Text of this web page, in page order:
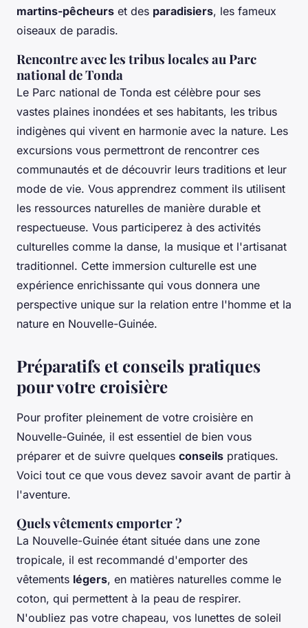
martins-pêcheurs et des paradisiers, les fameux
oiseaux de paradis.
Rencontre avec les tribus locales au Parc
national de Tonda
Le Parc national de Tonda est célèbre pour ses
vastes plaines inondées et ses habitants, les tribus
indigènes qui vivent en harmonie avec la nature. Les
excursions vous permettront de rencontrer ces
communautés et de découvrir leurs traditions et leur
mode de vie. Vous apprendrez comment ils utilisent
les ressources naturelles de manière durable et
respectueuse. Vous participerez à des activités
culturelles comme la danse, la musique et l'artisanat
traditionnel. Cette immersion culturelle est une
expérience enrichissante qui vous donnera une
perspective unique sur la relation entre l'homme et la
nature en Nouvelle-Guinée.
Préparatifs et conseils pratiques
pour votre croisière
Pour profiter pleinement de votre croisière en
Nouvelle-Guinée, il est essentiel de bien vous
préparer et de suivre quelques conseils pratiques.
Voici tout ce que vous devez savoir avant de partir à
l'aventure.
Quels vêtements emporter ?
La Nouvelle-Guinée étant située dans une zone
tropicale, il est recommandé d'emporter des
vêtements légers, en matières naturelles comme le
coton, qui permettent à la peau de respirer.
N'oubliez pas votre chapeau, vos lunettes de soleil